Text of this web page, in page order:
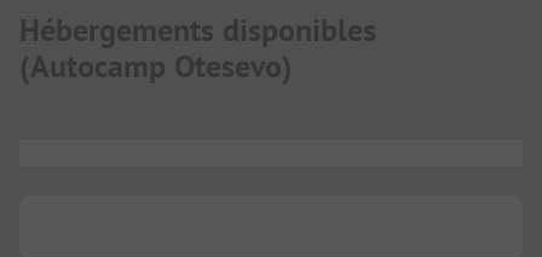
Hébergements disponibles
(Autocamp Otesevo)